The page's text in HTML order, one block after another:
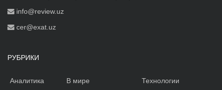
info@review.uz
cer@exat.uz
РУБРИКИ
Аналитика
В мире
Технологии